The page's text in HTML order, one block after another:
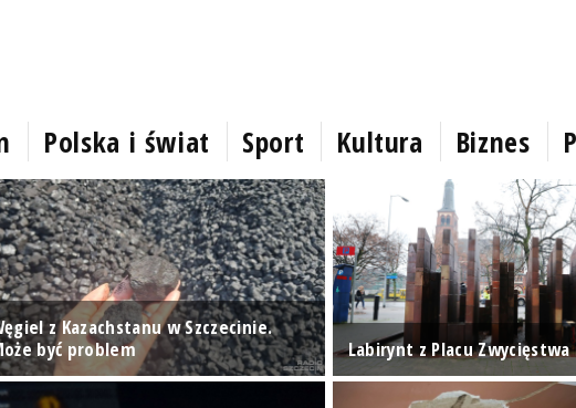
Polska i świat Sport Kultura Biznes
z Kazachstanu w Szczecinie.
być problem
Labirynt z Placu